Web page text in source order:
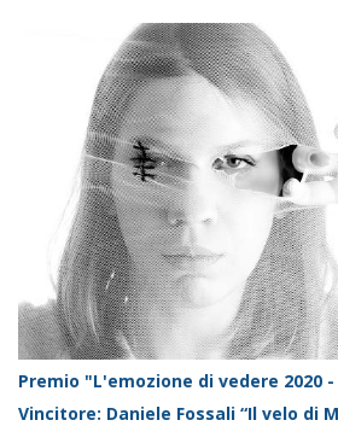
Premio "L'emozione di vedere 2020
Vincitore: Daniele Fossali “Il velo di